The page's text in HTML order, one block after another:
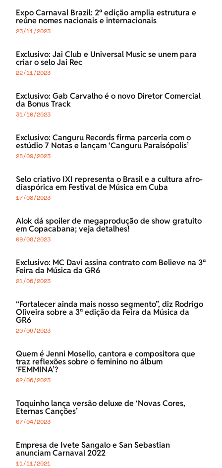
Expo Carnaval Brazil: 2ª edição amplia estrutura e
reúne nomes nacionais e internacionais
23/11/2023
Exclusivo: Jai Club e Universal Music se unem para
criar o selo Jai Rec
22/11/2023
Exclusivo: Gab Carvalho é o novo Diretor Comercial
da Bonus Track
31/10/2023
Exclusivo: Canguru Records firma parceria com o
estúdio 7 Notas e lançam ‘Canguru Paraisópolis’
28/09/2023
Selo criativo IXI representa o Brasil e a cultura afro-
diaspórica em Festival de Música em Cuba
17/08/2023
Alok dá spoiler de megaprodução de show gratuito
em Copacabana; veja detalhes!
09/08/2023
Exclusivo: MC Davi assina contrato com Believe na 3ª
Feira da Música da GR6
21/06/2023
“Fortalecer ainda mais nosso segmento”, diz Rodrigo
Oliveira sobre a 3ª edição da Feira da Música da
GR6
20/06/2023
Quem é Jenni Mosello, cantora e compositora que
traz reflexões sobre o feminino no álbum
‘FEMMINA’?
02/06/2023
Toquinho lança versão deluxe de ‘Novas Cores,
Eternas Canções’
07/04/2023
Empresa de Ivete Sangalo e San Sebastian
anunciam Carnaval 2022
11/11/2021